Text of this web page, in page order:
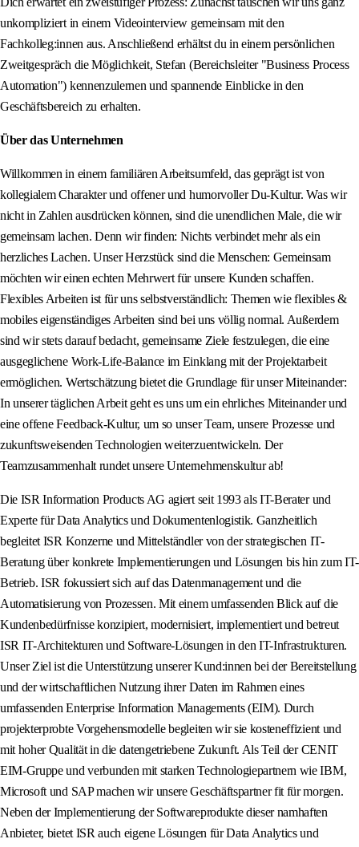
unkompliziert in einem Videointerview gemeinsam mit den
Fachkolleg:innen aus. Anschließend erhältst du in einem persönlichen
Zweitgespräch die Möglichkeit, Stefan (Bereichsleiter "Business Process
Automation") kennenzulernen und spannende Einblicke in den
Geschäftsbereich zu erhalten.
Über das Unternehmen
Willkommen in einem familiären Arbeitsumfeld, das geprägt ist von
kollegialem Charakter und offener und humorvoller Du-Kultur. Was wir
nicht in Zahlen ausdrücken können, sind die unendlichen Male, die wir
gemeinsam lachen. Denn wir finden: Nichts verbindet mehr als ein
herzliches Lachen. Unser Herzstück sind die Menschen: Gemeinsam
möchten wir einen echten Mehrwert für unsere Kunden schaffen.
Flexibles Arbeiten ist für uns selbstverständlich: Themen wie flexibles &
mobiles eigenständiges Arbeiten sind bei uns völlig normal. Außerdem
sind wir stets darauf bedacht, gemeinsame Ziele festzulegen, die eine
ausgeglichene Work-Life-Balance im Einklang mit der Projektarbeit
ermöglichen. Wertschätzung bietet die Grundlage für unser Miteinander:
In unserer täglichen Arbeit geht es uns um ein ehrliches Miteinander und
eine offene Feedback-Kultur, um so unser Team, unsere Prozesse und
zukunftsweisenden Technologien weiterzuentwickeln. Der
Teamzusammenhalt rundet unsere Unternehmenskultur ab!
Die ISR Information Products AG agiert seit 1993 als IT-Berater und
Experte für Data Analytics und Dokumentenlogistik. Ganzheitlich
begleitet ISR Konzerne und Mittelständler von der strategischen IT-
Beratung über konkrete Implementierungen und Lösungen bis hin zum IT-
Betrieb. ISR fokussiert sich auf das Datenmanagement und die
Automatisierung von Prozessen. Mit einem umfassenden Blick auf die
Kundenbedürfnisse konzipiert, modernisiert, implementiert und betreut
ISR IT-Architekturen und Software-Lösungen in den IT-Infrastrukturen.
Unser Ziel ist die Unterstützung unserer Kund:innen bei der Bereitstellung
und der wirtschaftlichen Nutzung ihrer Daten im Rahmen eines
umfassenden Enterprise Information Managements (EIM). Durch
projekterprobte Vorgehensmodelle begleiten wir sie kosteneffizient und
mit hoher Qualität in die datengetriebene Zukunft. Als Teil der CENIT
EIM-Gruppe und verbunden mit starken Technologiepartnern wie IBM,
Microsoft und SAP machen wir unsere Geschäftspartner fit für morgen.
Neben der Implementierung der Softwareprodukte dieser namhaften
Anbieter, bietet ISR auch eigene Lösungen für Data Analytics und